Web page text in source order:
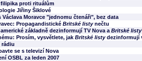
filipika proti rituálům
Jiřiny Šiklové
Václava Moravce "jednomu čtenáři", bez data
Propagandistické Britské listynečtu
základně dezinformují TV Nova a Britské listy
Prosím, vysvětlete, jak Britské listydezinformují
rádiu
se s televizí Nova
OSBL za leden 2007